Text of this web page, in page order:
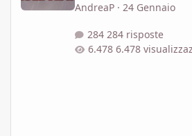
AndreaP· 24 Gennaio
284 risposte
6.478